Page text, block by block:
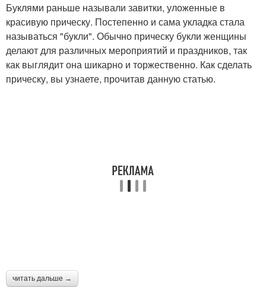
Буклями раньше называли завитки, уложенные в
красивую прическу. Постепенно и сама укладка стала
называться "букли". Обычно прическу букли женщины
делают для различных мероприятий и праздников, так
как выглядит она шикарно и торжественно. Как сделать
прическу, вы узнаете, прочитав данную статью.
читать дальше →